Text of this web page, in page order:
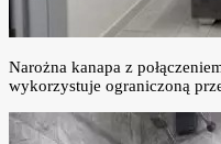
Narożna kanapa z
wykorzystuje ograniczoną